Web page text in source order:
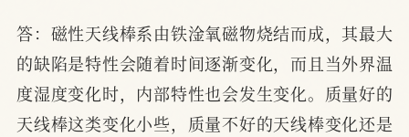
答：磁性天线棒系由铁淦氧磁物烧结而成，其最大
的缺陷是特性会随着时间逐渐变化，而且当外界温
度湿度变化时，内部特性也会发生变化。质量好的
天线棒这类变化小些，质量不好的天线棒变化还是